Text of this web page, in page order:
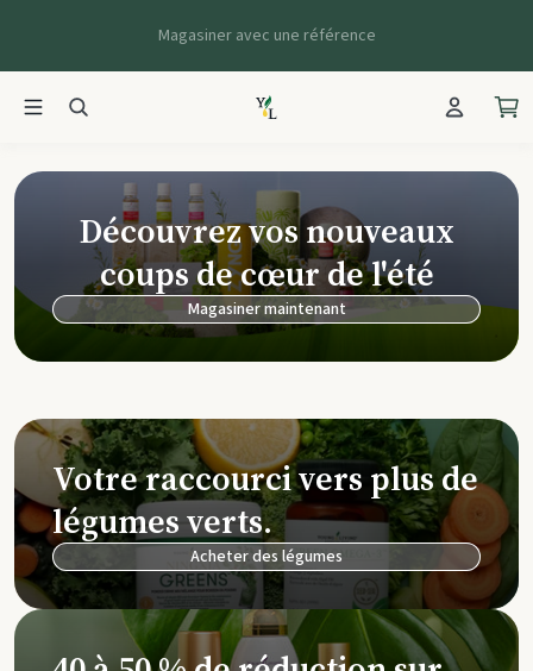
Magasiner avec une référence
Young Living
Découvrez vos nouveaux
coups de cœur de l'été
Magasiner maintenant
Votre raccourci vers plus de
légumes verts.
Acheter des légumes